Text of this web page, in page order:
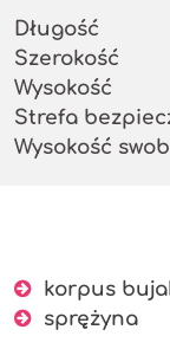
Długość
Szerokość
Wysokość
Strefa
Wysokość
korpus
sprężyna